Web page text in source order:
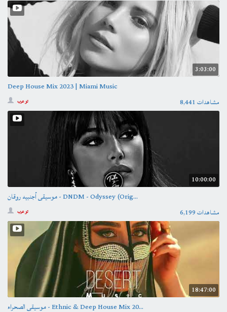
3:03:00
Deep House Mix 2023 | Miami Music
تو عرب 8,441 مشاهدات
10:00:00
موسيقى أجنبيه روقان - DNDM - Odyssey (Orig...
تو عرب 6,199 مشاهدات
18:47:00
موسيقى الصحراء - Ethnic & Deep House Mix 20...